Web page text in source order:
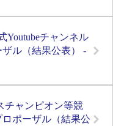
Youtubeチャンネル
ル（結果公表） -
チャンピオン等競
ポーザル（結果公